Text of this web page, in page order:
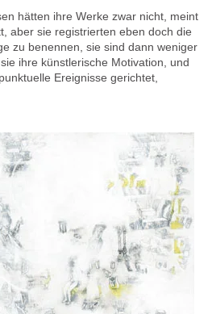
hätten ihre Werke zwar nicht, meint
aber sie registrierten eben doch die
zu benennen, sie sind dann weniger
ihre künstlerische Motivation, und
Ereignisse gerichtet,